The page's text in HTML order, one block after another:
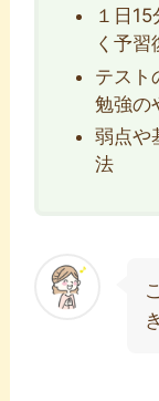
１日
く予習
テスト
勉強の
弱点や
法